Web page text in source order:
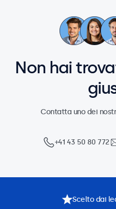
Non hai
Contatta uno dei
+41 43 50 80 772
Scelto dai